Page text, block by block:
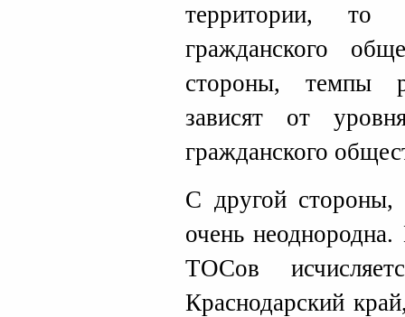
территории,
гражданского
стороны, темпы
зависят от
гражданского
С другой
очень
ТОСов
Краснодарский